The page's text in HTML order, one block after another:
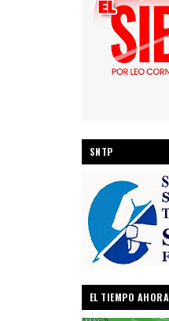
SNTP
EL TIEMPO AHORA